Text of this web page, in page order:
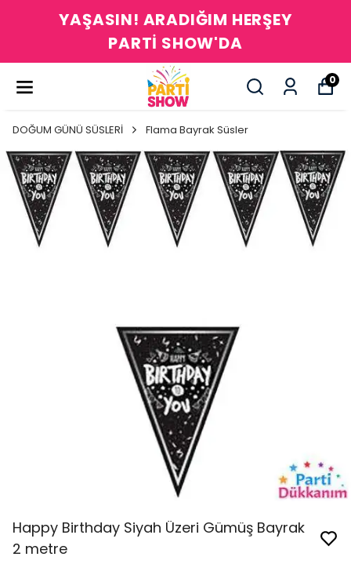
YAŞASIN! ARADIĞIM HERŞEY
PARTİ SHOW'DA
0
DOĞUM GÜNÜ SÜSLERİ Flama Bayrak Süsler
Happy Birthday Siyah Üzeri Gümüş Bayrak
2 metre